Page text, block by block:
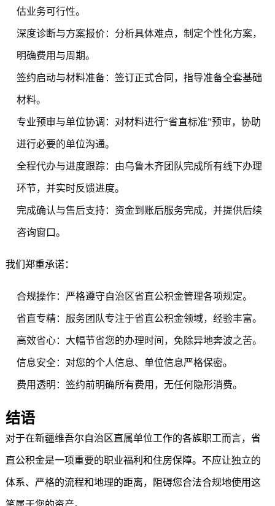
估业务可行性。
深度诊断与方案报价：分析具体难点，制定个性化方案，
明确费用与周期。
签约启动与材料准备：签订正式合同，指导准备全套基础
材料。
专业预审与单位协调：对材料进行“省直标准”预审，协助
进行必要的单位沟通。
全程代办与进度跟踪：由乌鲁木齐团队完成所有线下办理
环节，并实时反馈进度。
完成确认与售后支持：资金到账后服务完成，并提供后续
咨询窗口。
我们郑重承诺：
合规操作：严格遵守自治区省直公积金管理各项规定。
省直专精：服务团队专注于省直公积金领域，经验丰富。
高效省心：大幅节省您的办理时间，免除异地奔波之苦。
信息安全：对您的个人信息、单位信息严格保密。
费用透明：签约前明确所有费用，无任何隐形消费。
结语
对于在新疆维吾尔自治区直属单位工作的各族职工而言，省
直公积金是一项重要的职业福利和住房保障。不应让独立的
体系、严格的流程和地理的距离，阻碍您合法合规地使用这